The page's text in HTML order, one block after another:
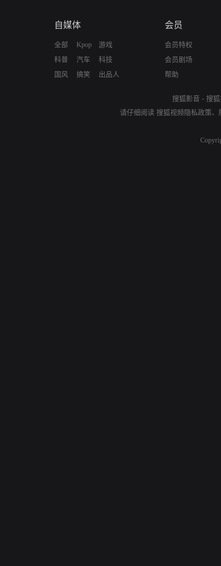
自媒体
全部
科普
国风
Kpop
汽车
搞笑
游戏
科技
出品人
会员
会员特权
会员剧场
帮助
搜狐影音 - 搜
请仔细阅读 搜狐视频隐私政策、